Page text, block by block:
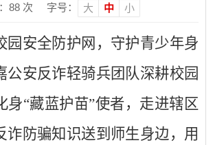
88 次 字号： 大 中 小
园安全防护网，守护青少年身
公安反诈轻骑兵团队深耕校园
身“藏蓝护苗”使者，走进辖区
诈防骗知识送到师生身边，用